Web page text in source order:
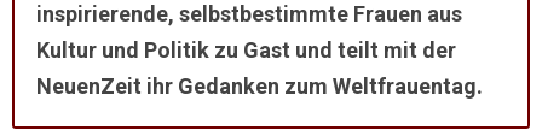
inspirierende, selbstbestimmte Frauen aus
Kultur und Politik zu Gast und teilt mit der
NeuenZeit ihr Gedanken zum Weltfrauentag.